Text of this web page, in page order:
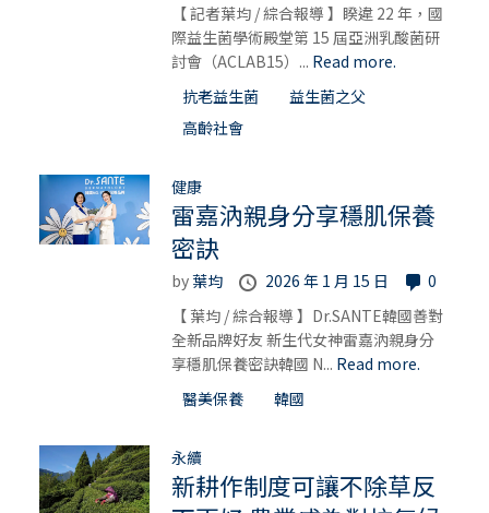
【 記者葉均 / 綜合報導 】睽違 22 年，國
際益生菌學術殿堂第 15 屆亞洲乳酸菌研
討會（ACLAB15）... Read more.
抗老益生菌
益生菌之父
高齡社會
健康
雷嘉汭親身分享穩肌保養
密訣
by葉均 2026 年 1 月 15 日
0
【 葉均 / 綜合報導 】Dr.SANTE韓國善對
全新品牌好友 新生代女神雷嘉汭親身分
享穩肌保養密訣韓國 N... Read more.
醫美保養
韓國
永續
新耕作制度可讓不除草反